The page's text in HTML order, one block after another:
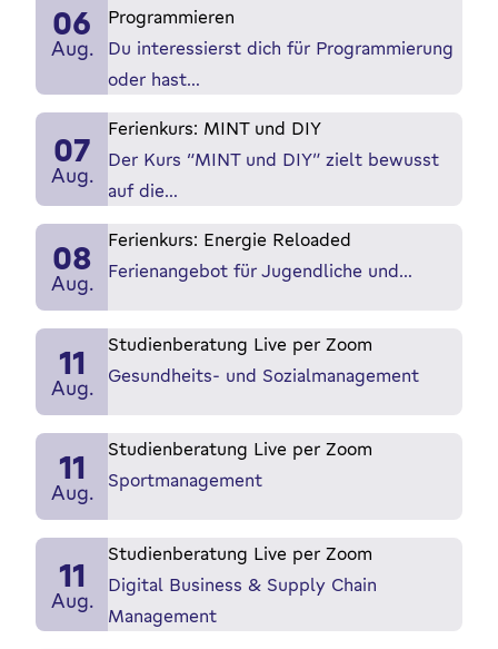
06
Aug.
Programmieren
Du interessierst dich für Programmierung
oder hast…
07
Aug.
Ferienkurs: MINT und DIY
Der Kurs “MINT und DIY” zielt bewusst
auf die…
08
Aug.
Ferienkurs: Energie Reloaded
Ferienangebot für Jugendliche und…
11
Aug.
Studienberatung Live per Zoom
Gesundheits- und Sozialmanagement
11
Aug.
Studienberatung Live per Zoom
Sportmanagement
11
Aug.
Studienberatung Live per Zoom
Digital Business & Supply Chain
Management